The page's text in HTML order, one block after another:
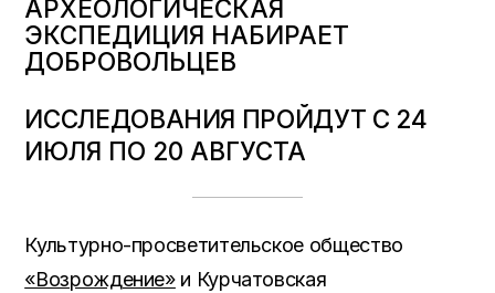
АРХЕОЛОГИЧЕСКАЯ
ЭКСПЕДИЦИЯ НАБИРАЕТ
ДОБРОВОЛЬЦЕВ
ИССЛЕДОВАНИЯ ПРОЙДУТ С 24
ИЮЛЯ ПО 20 АВГУСТА
Культурно-просветительское общество
«Возрождение»и Курчатовская